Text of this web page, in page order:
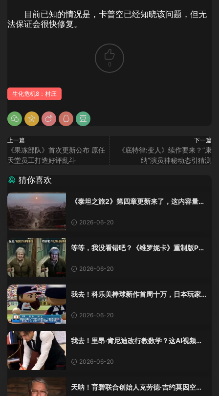
目前已知的情况是，卡普空已经知晓该问题，但无
法保证会很快修复。
0
生化危机8：村庄
上一篇
《果冻部队》首次更新公布 原任
天堂员工打造好评乱斗
下一篇
《底特律:变人》续作要来？”康
纳”演员神秘动态引猜测
猜你喜欢
《泰坦之旅2》第四章更新来了，这内容量感
2026-06-20
等等，我没看错吧？《维罗妮卡》重制版PS
2026-06-20
我去！科乐美棒球新作首周十万，日本玩家
2026-06-20
我去！里昂·肯尼迪改行教数学？这AI视频全
2026-06-20
天呐！育碧联合创始人克劳德·吉约莫因空难